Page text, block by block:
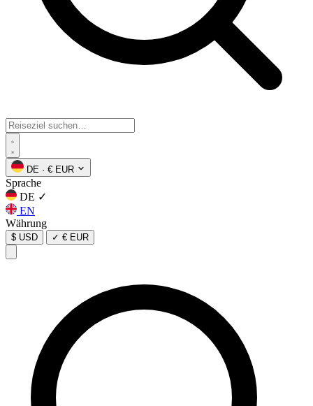
DE · € EUR
Sprache
DE ✓
EN
Währung
$ USD ✓ € EUR